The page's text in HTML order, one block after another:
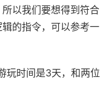
以我们要想得到符合
的指令，可以参考一
玩时间是3天，和两位